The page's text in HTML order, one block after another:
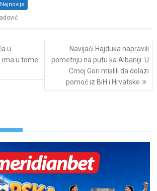
Najnovije
u
ima u tome
Navijači Hajduka napravili
pometnju na putu ka Albaniji: U
Crnoj Gori mislili da dolazi
pomoć iz BiH i Hrvatske